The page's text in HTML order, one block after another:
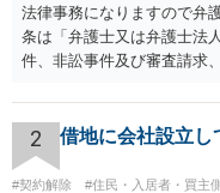
法律事務になりますので弁
条は「弁護士又は弁護士法
件、非訟事件及び審査請求
しくは和解その他の法律事
とを業とすることができ
の定めがある場合は、この
目的がないのであれば適法
2 借地に会社設立し
#契約解除 #住民・入居者・買主